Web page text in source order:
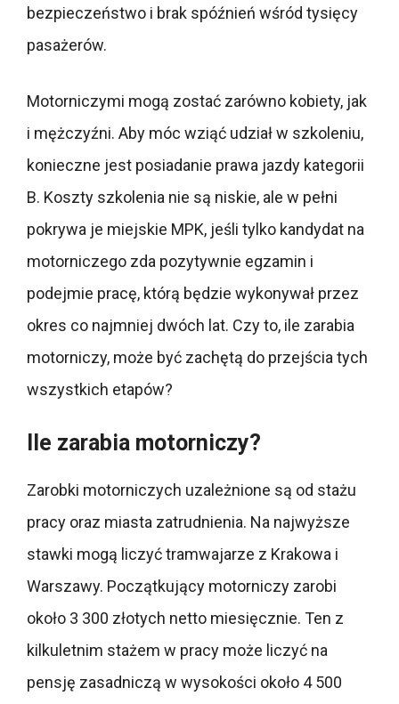
bezpieczeństwo i brak spóźnień wśród tysięcy
pasażerów.
Motorniczymi mogą zostać zarówno kobiety, jak
i mężczyźni. Aby móc wziąć udział w szkoleniu,
konieczne jest posiadanie prawa jazdy kategorii
B. Koszty szkolenia nie są niskie, ale w pełni
pokrywa je miejskie MPK, jeśli tylko kandydat na
motorniczego zda pozytywnie egzamin i
podejmie pracę, którą będzie wykonywał przez
okres co najmniej dwóch lat. Czy to, ile zarabia
motorniczy, może być zachętą do przejścia tych
wszystkich etapów?
Ile zarabia motorniczy?
Zarobki motorniczych uzależnione są od stażu
pracy oraz miasta zatrudnienia. Na najwyższe
stawki mogą liczyć tramwajarze z Krakowa i
Warszawy. Początkujący motorniczy zarobi
około 3 300 złotych netto miesięcznie. Ten z
kilkuletnim stażem w pracy może liczyć na
pensję zasadniczą w wysokości około 4 500